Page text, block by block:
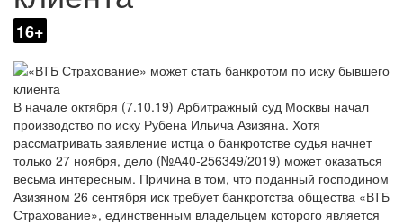
16+
В начале октября (7.10.19) Арбитражный суд Москвы начал
производство по иску Рубена Ильича Азизяна. Хотя
рассматривать заявление истца о банкротстве судья начнет
только 27 ноября, дело (№А40-256349/2019) может оказаться
весьма интересным. Причина в том, что поданный господином
Азизяном 26 сентября иск требует банкротства общества «ВТБ
Страхование», единственным владельцем которого является
СОГАЗ (АО «Страховое общество газовой промышленности»).